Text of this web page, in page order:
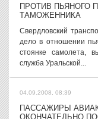
ПРОТИВ ПЬЯНОГО
ТАМОЖЕННИКА
Свердловский
дело в отношении
стоянке самолета,
служба Уральской...
04.09.2008, 08:39
ПАССАЖИРЫ
ОКОНЧАТЕЛЬНО